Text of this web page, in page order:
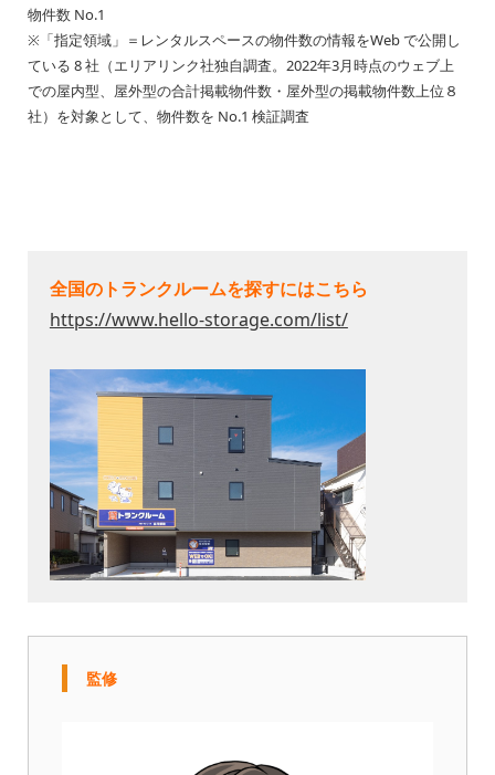
物件数 No.1
※「指定領域」＝レンタルスペースの物件数の情報をWeb で公開し
ている 8 社（エリアリンク社独自調査。2022年3月時点のウェブ上
での屋内型、屋外型の合計掲載物件数・屋外型の掲載物件数上位８
社）を対象として、物件数を No.1 検証調査
全国のトランクルームを探すにはこちら
https://www.hello-storage.com/list/
監修